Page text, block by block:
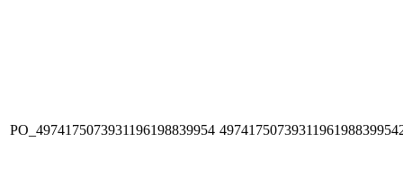
PO_4974175073931196198839954